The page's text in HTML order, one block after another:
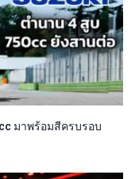
มาพร้อมสีครบรอบ